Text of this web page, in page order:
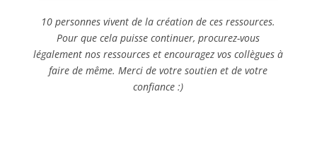
10 personnes vivent de la création de ces ressources.
Pour que cela puisse continuer, procurez-vous
légalement nos ressources et encouragez vos collègues à
faire de même. Merci de votre soutien et de votre
confiance :)